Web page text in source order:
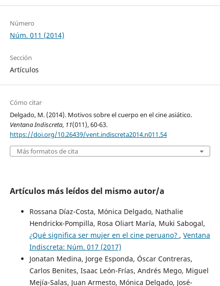
Número
Núm. 011 (2014)
Sección
Artículos
Cómo citar
Delgado, M. (2014). Motivos sobre el cuerpo en el cine asiático.
Ventana Indiscreta, 11(011), 60-63.
https://doi.org/10.26439/vent.indiscreta2014.n011.54
Más formatos de cita
Artículos más leídos del mismo autor/a
Rossana Díaz-Costa, Mónica Delgado, Nathalie
Hendrickx-Pompilla, Rosa Oliart María, Muki Sabogal,
¿Qué significa ser mujer en el cine peruano? , Ventana
Indiscreta: Núm. 017 (2017)
Jonatan Medina, Jorge Esponda, Óscar Contreras,
Carlos Benites, Isaac León-Frías, Andrés Mego, Miguel
Mejía-Salas, Juan Armesto, Mónica Delgado, José-